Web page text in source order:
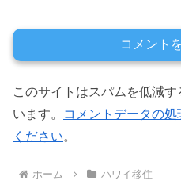
コメント
このサイトはスパムを低減
います。 コメントデータの
ください。
ホーム ハワイ移住